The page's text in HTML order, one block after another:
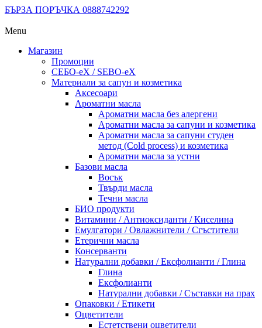
БЪРЗА ПОРЪЧКА 0888742292
Menu
Магазин
Промоции
СЕБО-еХ / SEBO-eX
Материали за сапун и козметика
Аксесоари
Ароматни масла
Ароматни масла без алергени
Ароматни масла за сапуни и козметика
Ароматни масла за сапуни студен
метод (Cold process) и козметика
Ароматни масла за устни
Базови масла
Восък
Твърди масла
Течни масла
БИО продукти
Витамини / Антиоксиданти / Киселина
Емулгатори / Овлажнители / Сгъстители
Етерични масла
Консерванти
Натурални добавки / Ексфолианти / Глина
Глина
Ексфолианти
Натурални добавки / Съставки на прах
Опаковки / Етикети
Оцветители
Естетствени оцветители